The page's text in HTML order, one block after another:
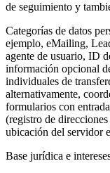
de seguimiento y
Categorías de datos
ejemplo, eMailing,
agente de usuario, ID
información opcional
individuales de
alternativamente,
formularios con
(registro de
ubicación del servidor
Base jurídica e